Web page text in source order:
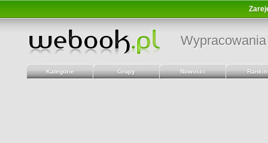
Wypracowania
Kategorie Grupy Nowości